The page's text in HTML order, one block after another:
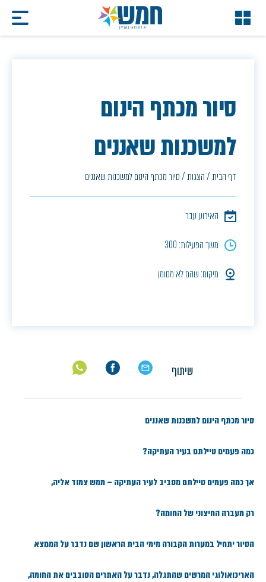
סיור מכתף הינום
למשכנות שאננים
דף הבית/הצגות/סיור מכתף הינום למשכנות שאננים
האירוע עבר
משך הפעילות: 300
מיקום: שהם לא מסומן
שיתוף
סיור מכתף הינום למשכנות שאננים
כמה פעמים טיילתם בעיר העתיקה?
אך כמה פעמים טיילתם מסביב לעיר העתיקה – ממש צמוד אליה,
רק מעברה החיצוני של החומה?
הסיור יתחיל במערות הקבורה מימי הבית הראשון, שם נדבר על הממצא
האריכואולוגי המרשים שהתגלה, נדבר על האתרים הסובבים את החומה,